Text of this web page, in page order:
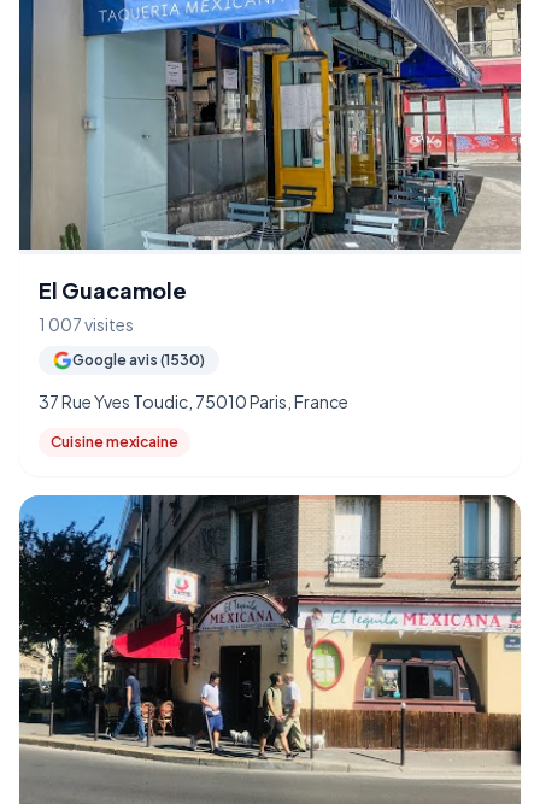
El Guacamole
1 007 visites
Google avis (1530)
37 Rue Yves Toudic, 75010 Paris, France
Cuisine mexicaine